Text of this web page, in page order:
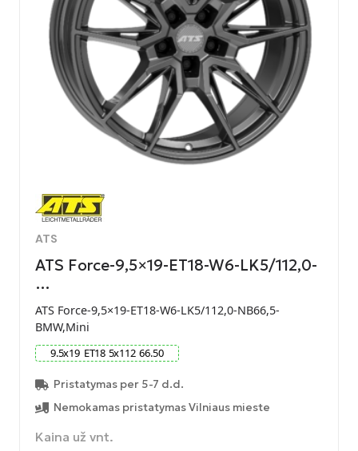
ATS
ATS Force-9,5×19-ET18-W6-LK5/112,0-
…
ATS Force-9,5×19-ET18-W6-LK5/112,0-NB66,5-
BMW,Mini
9.5x19 ET18 5x112 66.50
Pristatymas per 5-7 d.d.
Nemokamas pristatymas Vilniaus mieste
Kaina už vnt.